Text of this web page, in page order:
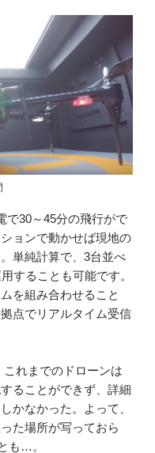
で30～45分の飛行がで
ョンで動かせば現地の
単純計算で、3台並べ
することも可能です。
を組み合わせること
点でリアルタイム受信
れまでのドローンは
ることができず、詳細
かなかった。よって、
た場所が写っておら
も…。